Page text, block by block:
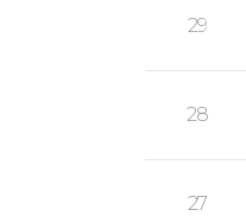
29
28
27